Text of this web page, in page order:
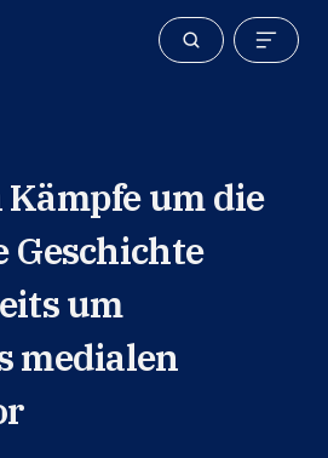
um die
Geschichte
um
medialen